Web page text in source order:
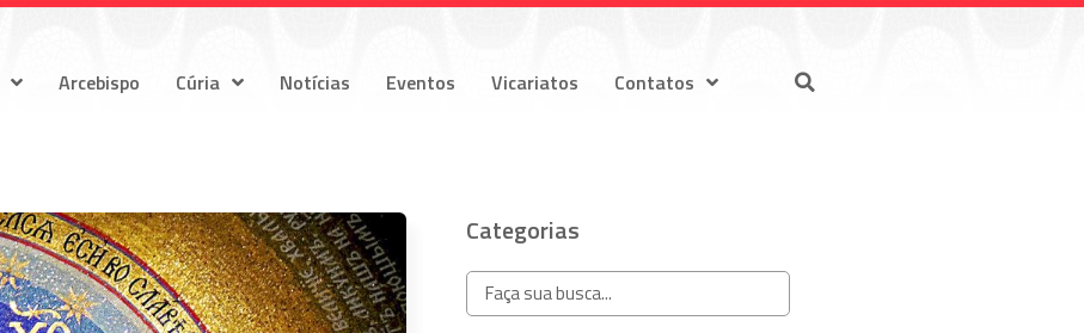
Arcebispo Cúria Notícias Eventos Vicariatos Contatos
Categorias